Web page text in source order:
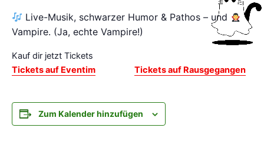
Live-Musik, schwarzer Humor & Pathos – und
Vampire. (Ja, echte Vampire!)
Kauf dir jetzt Tickets
Tickets auf Eventim
Tickets auf Rausgegangen
Zum Kalender hinzufügen